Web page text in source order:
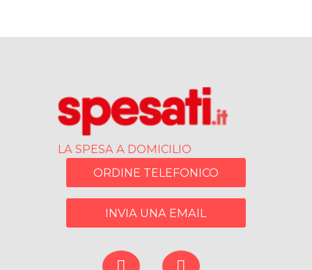
LA SPESA A DOMICILIO
ORDINE TELEFONICO
INVIA UNA EMAIL